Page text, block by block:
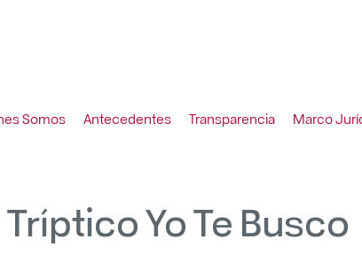
Somos Antecedentes Transparencia Marco
Tríptico Yo Te Busco